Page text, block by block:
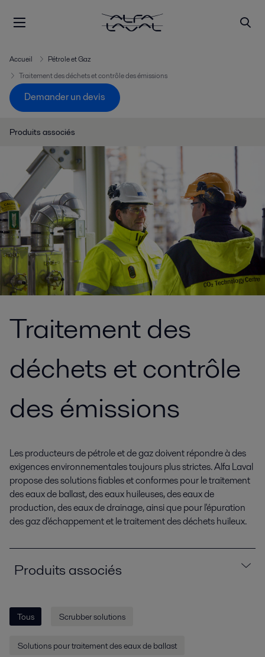
Accueil
Pétrole et Gaz
Traitement des déchets et contrôle des émissions
Demander un devis
Produits associés
Traitement des
déchets et contrôle
des émissions
Les producteurs de pétrole et de gaz doivent répondre à des
exigences environnementales toujours plus strictes. Alfa Laval
propose des solutions fiables et conformes pour le traitement
des eaux de ballast, des eaux huileuses, des eaux de
production, des eaux de drainage, ainsi que pour l'épuration
des gaz d'échappement et le traitement des déchets huileux.
Produits associés
Tous Scrubber solutions
Solutions pour traitement des eaux de ballast